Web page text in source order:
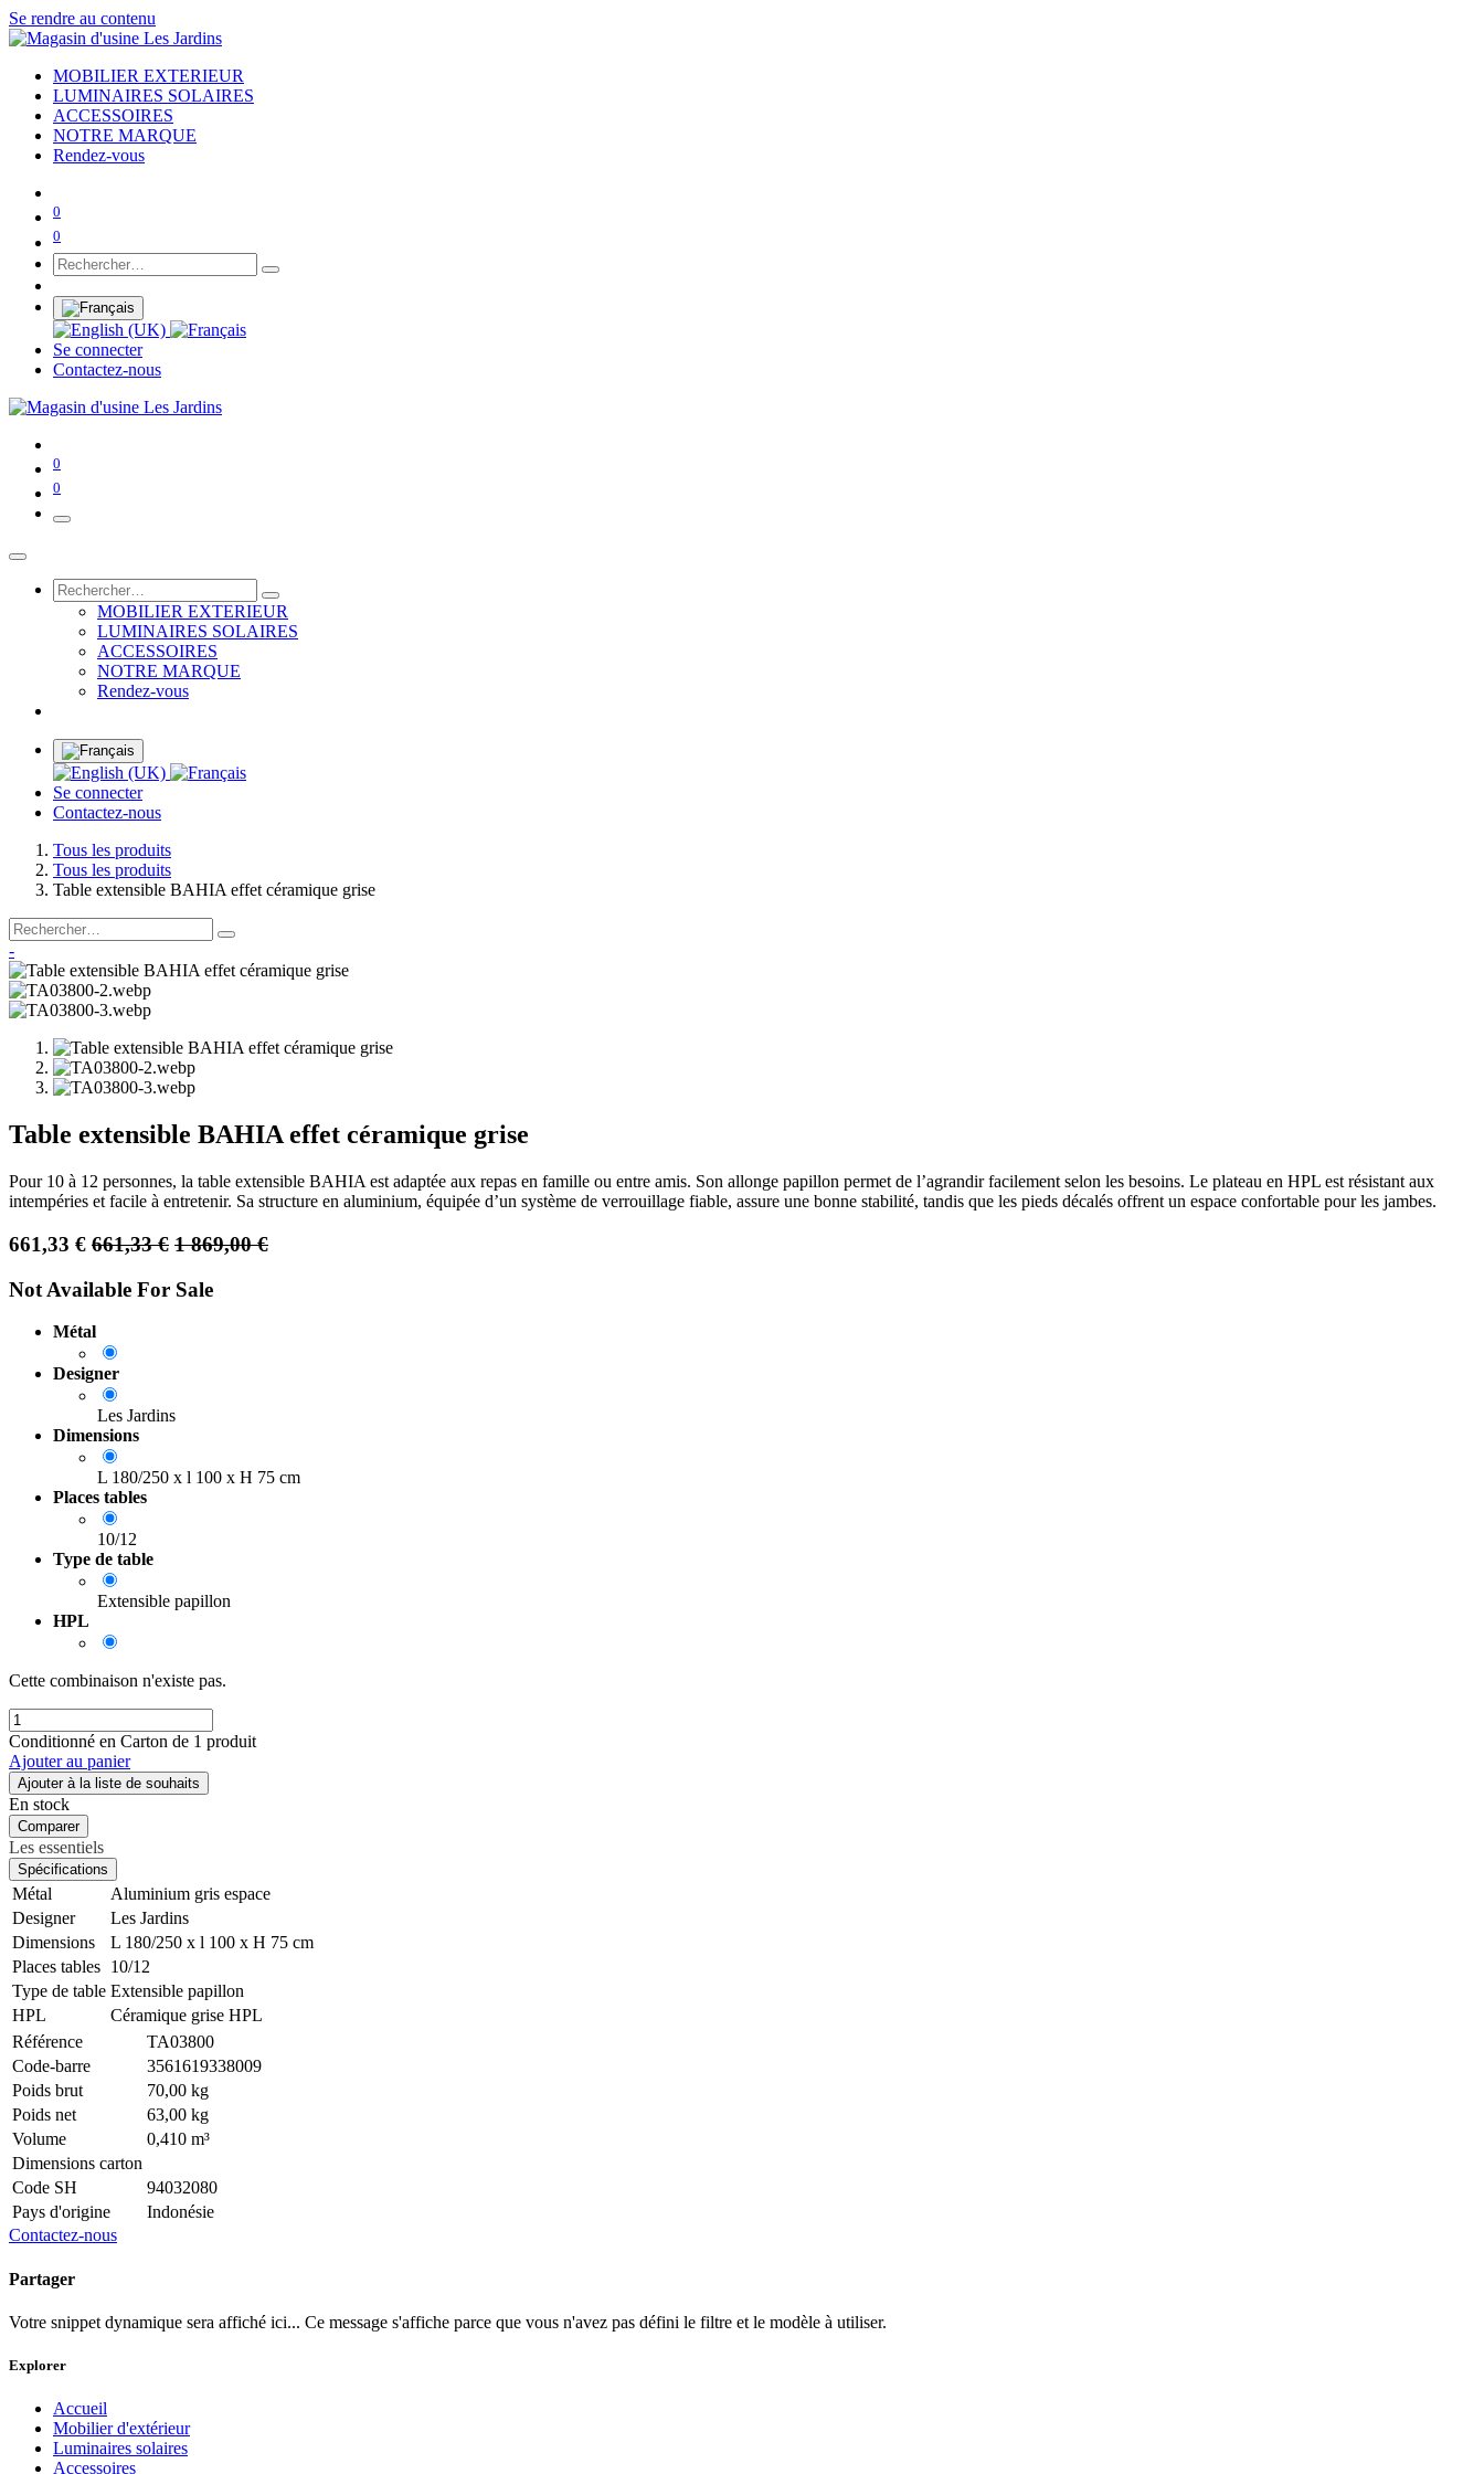
Se rendre au contenu
MOBILIER EXTERIEUR
LUMINAIRES SOLAIRES
ACCESSOIRES
NOTRE MARQUE
Rendez-vous
0
0
Se connecter
Contactez-nous
0
0
MOBILIER EXTERIEUR
LUMINAIRES SOLAIRES
ACCESSOIRES
NOTRE MARQUE
Rendez-vous
Se connecter
Contactez-nous
Tous les produits
Tous les produits
Table extensible BAHIA effet céramique grise
-
Table extensible BAHIA effet céramique grise
Pour 10 à 12 personnes, la table extensible BAHIA est adaptée aux repas en famille ou entre amis. Son allonge papillon permet de l’agrandir facilement selon les besoins. Le plateau en HPL est résistant aux
intempéries et facile à entretenir. Sa structure en aluminium, équipée d’un système de verrouillage fiable, assure une bonne stabilité, tandis que les pieds décalés offrent un espace confortable pour les jambes.
661,33 € 661,33€ 1 869,00€
Not Available For Sale
Métal
Designer
Les Jardins
Dimensions
L 180/250 x l 100 x H 75 cm
Places tables
10/12
Type de table
Extensible papillon
HPL
Cette combinaison n'existe pas.
Conditionné en Carton de 1 produit
Ajouter au panier
Ajouter à la liste de souhaits
En stock
Comparer
Les essentiels
Spécifications
Métal
Aluminium gris espace
Designer
Les Jardins
Dimensions
L 180/250 x l 100 x H 75 cm
Places tables 10/12
Type de table Extensible papillon
HPL
Céramique grise HPL
Référence
TA03800
Code-barre
3561619338009
Poids brut
70,00 kg
Poids net
63,00 kg
Volume
0,410 m³
Dimensions carton
Code SH
94032080
Pays d'origine
Indonésie
Contactez-nous
Partager
Votre snippet dynamique sera affiché ici... Ce message s'affiche parce que vous n'avez pas défini le filtre et le modèle à utiliser.
Explorer
Accueil
Mobilier d'extérieur
Luminaires solaires
Accessoires